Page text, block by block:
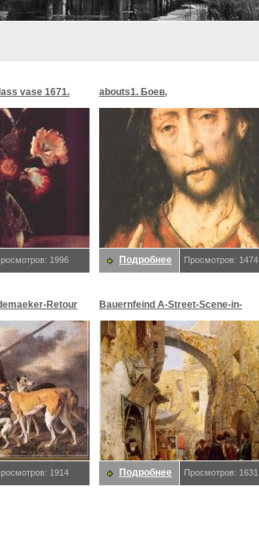
vase 1671.
1996
abouts1. Боев,
Подробнее Просмотров: 1474
Retour
1914
Bauernfeind A-Street-Scene-in-
Jerusalem-sj. Bauernfeind,
Подробнее Просмотров: 1631